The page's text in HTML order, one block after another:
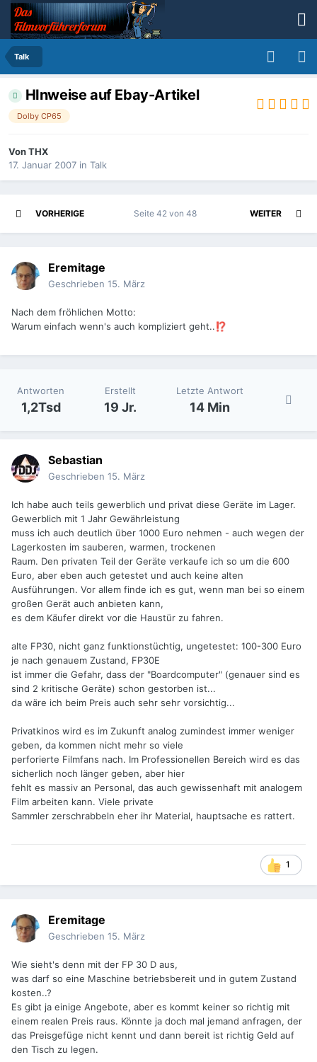
Talk
HInweise auf Ebay-Artikel
Dolby CP65
VonTHX
17. Januar 2007 in Talk
VORHERIGE WEITER
Seite 42 von 48
Eremitage
Geschrieben 15. März
Nach dem fröhlichen Motto:
Warum einfach wenn's auch kompliziert geht.. ⁉️
Antworten
1,2Tsd
Erstellt
19 Jr.
Letzte Antwort
14 Min
Sebastian
Geschrieben 15. März
Ich habe auch teils gewerblich und privat diese Geräte im Lager.
Gewerblich mit 1 Jahr Gewährleistung
muss ich auch deutlich über 1000 Euro nehmen - auch wegen der
Lagerkosten im sauberen, warmen, trockenen
Raum. Den privaten Teil der Geräte verkaufe ich so um die 600
Euro, aber eben auch getestet und auch keine alten
Ausführungen. Vor allem finde ich es gut, wenn man bei so einem
großen Gerät auch anbieten kann,
es dem Käufer direkt vor die Haustür zu fahren.
alte FP30, nicht ganz funktionstüchtig, ungetestet: 100-300 Euro
je nach genauem Zustand, FP30E
ist immer die Gefahr, dass der "Boardcomputer" (genauer sind es
sind 2 kritische Geräte) schon gestorben ist...
da wäre ich beim Preis auch sehr sehr vorsichtig...
Privatkinos wird es im Zukunft analog zumindest immer weniger
geben, da kommen nicht mehr so viele
perforierte Filmfans nach. Im Professionellen Bereich wird es das
sicherlich noch länger geben, aber hier
fehlt es massiv an Personal, das auch gewissenhaft mit analogem
Film arbeiten kann. Viele private
Sammler zerschrabbeln eher ihr Material, hauptsache es rattert.
1
Eremitage
Geschrieben 15. März
Wie sieht's denn mit der FP 30 D aus,
was darf so eine Maschine betriebsbereit und in gutem Zustand
kosten..?
Es gibt ja einige Angebote, aber es kommt keiner so richtig mit
einem realen Preis raus. Könnte ja doch mal jemand anfragen, der
das Preisgefüge nicht kennt und dann bereit ist richtig Geld auf
den Tisch zu legen.